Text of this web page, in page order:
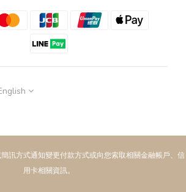
訊方式通知變更付款方式或向您索取相關金融帳戶、信
用卡相關資訊。